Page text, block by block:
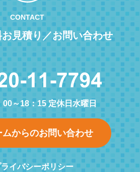
CONTACT
見積り／お問い合わせ
00～18：15 定休日水曜日
ムからのお問い合わせ
ライバシーポリシー